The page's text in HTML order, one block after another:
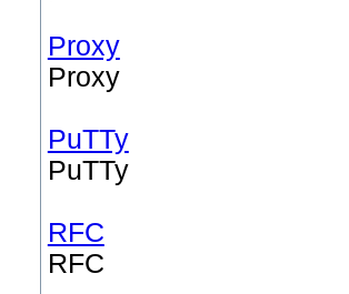
Proxy
Proxy
PuTTy
PuTTy
RFC
RFC